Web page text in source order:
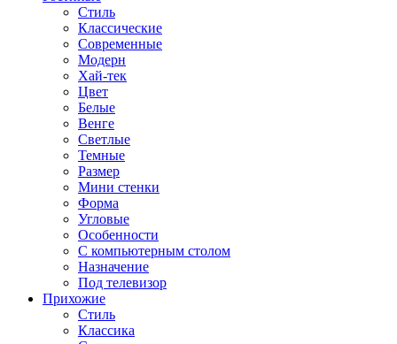
Стиль
Классические
Современные
Модерн
Хай-тек
Цвет
Белые
Венге
Светлые
Темные
Размер
Мини стенки
Форма
Угловые
Особенности
С компьютерным столом
Назначение
Под телевизор
Прихожие
Стиль
Классика